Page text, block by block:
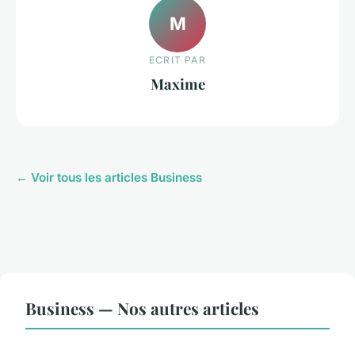
M
ECRIT PAR
Maxime
← Voir tous les articles Business
Business — Nos autres articles